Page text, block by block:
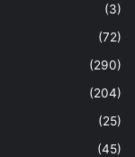
(3)
(72)
(290)
(204)
(25)
(45)